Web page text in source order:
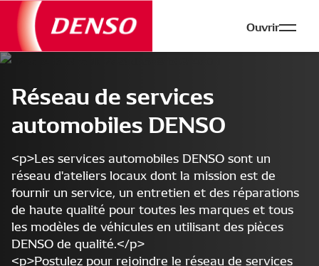
Ouvrir
Réseau de services
automobiles DENSO
<p>Les services automobiles DENSO sont un
réseau d'ateliers locaux dont la mission est de
fournir un service, un entretien et des réparations
de haute qualité pour toutes les marques et tous
les modèles de véhicules en utilisant des pièces
DENSO de qualité.</p>
<p>Postulez pour rejoindre le réseau de services